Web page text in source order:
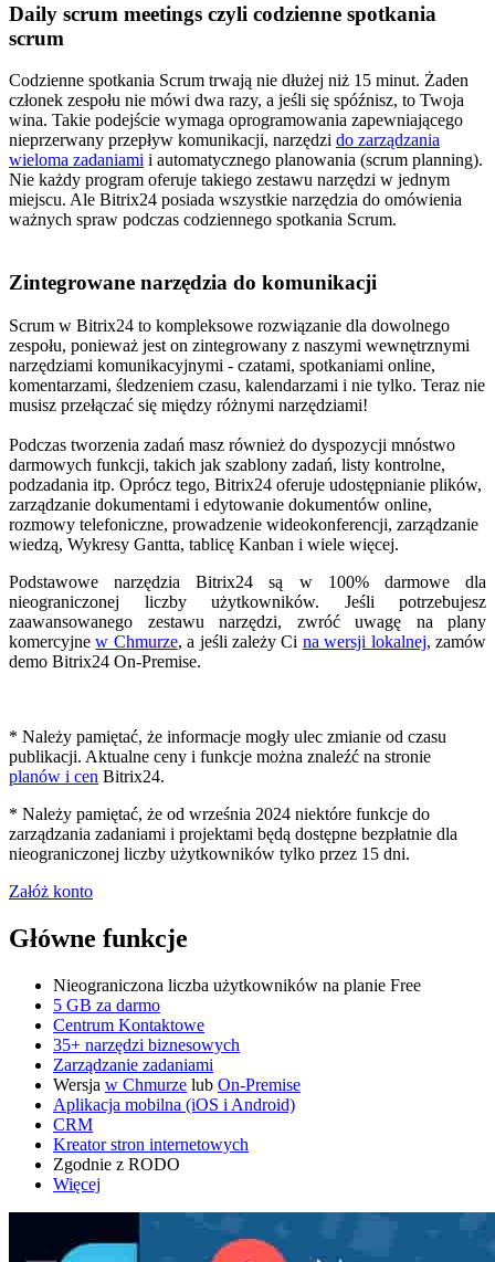
Daily scrum meetings czyli codzienne spotkania
scrum
Codzienne spotkania Scrum trwają nie dłużej niż 15 minut. Żaden
członek zespołu nie mówi dwa razy, a jeśli się spóźnisz, to Twoja
wina. Takie podejście wymaga oprogramowania zapewniającego
nieprzerwany przepływ komunikacji, narzędzi do zarządzania
wieloma zadaniami i automatycznego planowania (scrum planning).
Nie każdy program oferuje takiego zestawu narzędzi w jednym
miejscu. Ale Bitrix24 posiada wszystkie narzędzia do omówienia
ważnych spraw podczas codziennego spotkania Scrum.
Zintegrowane narzędzia do komunikacji
Scrum w Bitrix24 to kompleksowe rozwiązanie dla dowolnego
zespołu, ponieważ jest on zintegrowany z naszymi wewnętrznymi
narzędziami komunikacyjnymi - czatami, spotkaniami online,
komentarzami, śledzeniem czasu, kalendarzami i nie tylko. Teraz nie
musisz przełączać się między różnymi narzędziami!
Podczas tworzenia zadań masz również do dyspozycji mnóstwo
darmowych funkcji, takich jak szablony zadań, listy kontrolne,
podzadania itp. Oprócz tego, Bitrix24 oferuje udostępnianie plików,
zarządzanie dokumentami i edytowanie dokumentów online,
rozmowy telefoniczne, prowadzenie wideokonferencji, zarządzanie
wiedzą, Wykresy Gantta, tablicę Kanban i wiele więcej.
Podstawowe narzędzia Bitrix24 są w 100% darmowe dla
nieograniczonej liczby użytkowników. Jeśli potrzebujesz
zaawansowanego zestawu narzędzi, zwróć uwagę na plany
komercyjnew Chmurze, a jeśli zależy Ci na wersji lokalnej, zamów
demo Bitrix24 On-Premise.
* Należy pamiętać, że informacje mogły ulec zmianie od czasu
publikacji. Aktualne ceny i funkcje można znaleźć na stronie
planów i cen Bitrix24.
* Należy pamiętać, że od września 2024 niektóre funkcje do
zarządzania zadaniami i projektami będą dostępne bezpłatnie dla
nieograniczonej liczby użytkowników tylko przez 15 dni.
Załóż konto
Główne funkcje
Nieograniczona liczba użytkowników na planie Free
5 GB za darmo
Centrum Kontaktowe
35+ narzędzi biznesowych
Zarządzanie zadaniami
Wersja w Chmurze lub On-Premise
Aplikacja mobilna (iOS i Android)
CRM
Kreator stron internetowych
Zgodnie z RODO
Więcej